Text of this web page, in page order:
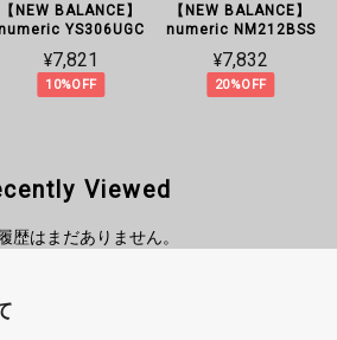
【NEW BALANCE】
YS306UGC
¥7,821
10%OFF
【NEW BALANCE】
numeric NM212BSS
¥7,832
20%OFF
Viewed
歴はまだありません。